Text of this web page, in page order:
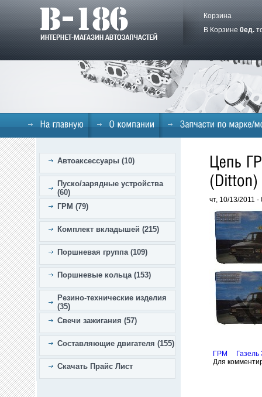
Корзина
В Корзине 0ед.
Автоаксессуары (10)
Пуско/зарядные устройства
(60)
ГРМ (79)
Комплект вкладышей (215)
Поршневая группа (109)
Поршневые кольца (153)
Резино-технические изделия
(35)
Свечи зажигания (57)
Составляющие двигателя (155)
Скачать Прайс Лист
чт, 10/13/2011
ГРМ
Для